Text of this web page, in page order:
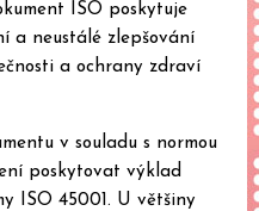
ISO poskytuje
a neustálé zlepšování
a ochrany zdraví
v souladu s normou
poskytovat výklad
ISO 45001. U většiny